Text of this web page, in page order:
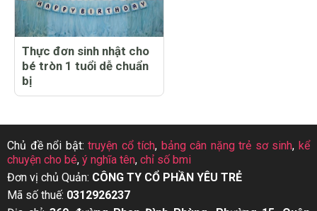
Thực đơn sinh nhật cho
bé tròn 1 tuổi dễ chuẩn
bị
Chủ đề nổi bật:truyện cổ tích, bảng cân nặng trẻ sơ sinh,kể
chuyện cho bé, ý nghĩa tên, chỉ số bmi
Đơn vị chủ Quản: CÔNG TY CỔ PHẦN YÊU TRẺ
Mã số thuế: 0312926237